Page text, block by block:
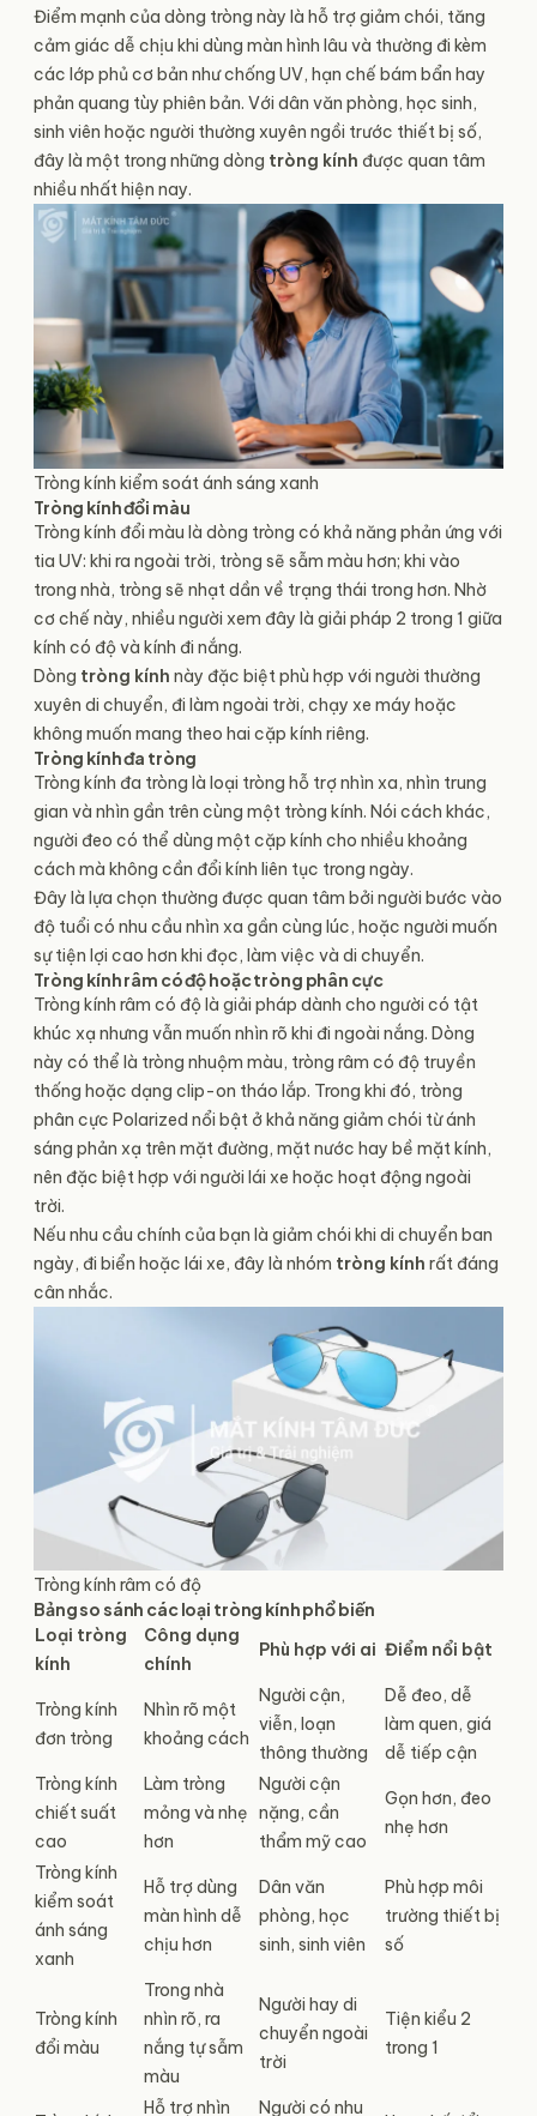
Điểm mạnh của dòng tròng này là hỗ trợ giảm chói, tăng
cảm giác dễ chịu khi dùng màn hình lâu và thường đi kèm
các lớp phủ cơ bản như chống UV, hạn chế bám bẩn hay
phản quang tùy phiên bản. Với dân văn phòng, học sinh,
sinh viên hoặc người thường xuyên ngồi trước thiết bị số,
đây là một trong những dòng tròng kính được quan tâm
nhiều nhất hiện nay.
Tròng kính kiểm soát ánh sáng xanh
Tròng kính đổi màu
Tròng kính đổi màu là dòng tròng có khả năng phản ứng với
tia UV: khi ra ngoài trời, tròng sẽ sẫm màu hơn; khi vào
trong nhà, tròng sẽ nhạt dần về trạng thái trong hơn. Nhờ
cơ chế này, nhiều người xem đây là giải pháp 2 trong 1 giữa
kính có độ và kính đi nắng.
Dòng tròng kính này đặc biệt phù hợp với người thường
xuyên di chuyển, đi làm ngoài trời, chạy xe máy hoặc
không muốn mang theo hai cặp kính riêng.
Tròng kính đa tròng
Tròng kính đa tròng là loại tròng hỗ trợ nhìn xa, nhìn trung
gian và nhìn gần trên cùng một tròng kính. Nói cách khác,
người đeo có thể dùng một cặp kính cho nhiều khoảng
cách mà không cần đổi kính liên tục trong ngày.
Đây là lựa chọn thường được quan tâm bởi người bước vào
độ tuổi có nhu cầu nhìn xa gần cùng lúc, hoặc người muốn
sự tiện lợi cao hơn khi đọc, làm việc và di chuyển.
Tròng kính râm có độ hoặc tròng phân cực
Tròng kính râm có độ là giải pháp dành cho người có tật
khúc xạ nhưng vẫn muốn nhìn rõ khi đi ngoài nắng. Dòng
này có thể là tròng nhuộm màu, tròng râm có độ truyền
thống hoặc dạng clip-on tháo lắp. Trong khi đó, tròng
phân cực Polarized nổi bật ở khả năng giảm chói từ ánh
sáng phản xạ trên mặt đường, mặt nước hay bề mặt kính,
nên đặc biệt hợp với người lái xe hoặc hoạt động ngoài
trời.
Nếu nhu cầu chính của bạn là giảm chói khi di chuyển ban
ngày, đi biển hoặc lái xe, đây là nhóm tròng kính rất đáng
cân nhắc.
Tròng kính râm có độ
Bảng so sánh các loại tròng kính phổ biến
Loại tròng
kính
Công dụng
chính
Phù hợp với ai Điểm nổi bật
Tròng kính
đơn tròng
Nhìn rõ một
khoảng cách
Người cận,
viễn, loạn
thông thường
Dễ đeo, dễ
làm quen, giá
dễ tiếp cận
Tròng kính
chiết suất
cao
Làm tròng
mỏng và nhẹ
hơn
Người cận
nặng, cần
thẩm mỹ cao
Gọn hơn, đeo
nhẹ hơn
Tròng kính
kiểm soát
ánh sáng
xanh
Hỗ trợ dùng
màn hình dễ
chịu hơn
Dân văn
phòng, học
sinh, sinh viên
Phù hợp môi
trường thiết bị
số
Tròng kính
đổi màu
Trong nhà
nhìn rõ, ra
nắng tự sẫm
màu
Người hay di
chuyển ngoài
trời
Tiện kiểu 2
trong 1
Hỗ trợ nhìn Người có nhu